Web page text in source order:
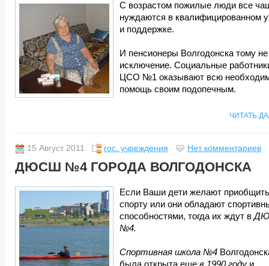
С возрастом пожилые люди все
нуждаются в квалифицированном
и поддержке.
И пенсионеры Волгодонска тому не
исключение. Социальные
ЦСО №1 оказывают всю
помощь своим подопечным.
ЧИТАТЬ
15 Август 2011 гос. учреждения Нет комментариев
ДЮСШ №4 ГОРОДА ВОЛГОДОНСКА
Если Ваши дети желают
спорту или они обладают
способностями, тогда их ждут в
№4.
Спортивная школа №4